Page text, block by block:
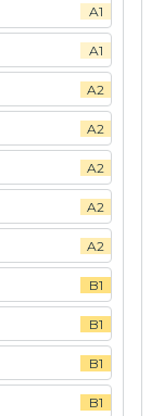
A1
A1
A2
A2
A2
A2
A2
B1
B1
B1
B1